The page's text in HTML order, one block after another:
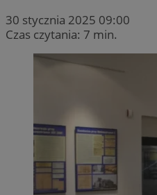
30 stycznia 2025 09:00
Czas czytania: 7 min.